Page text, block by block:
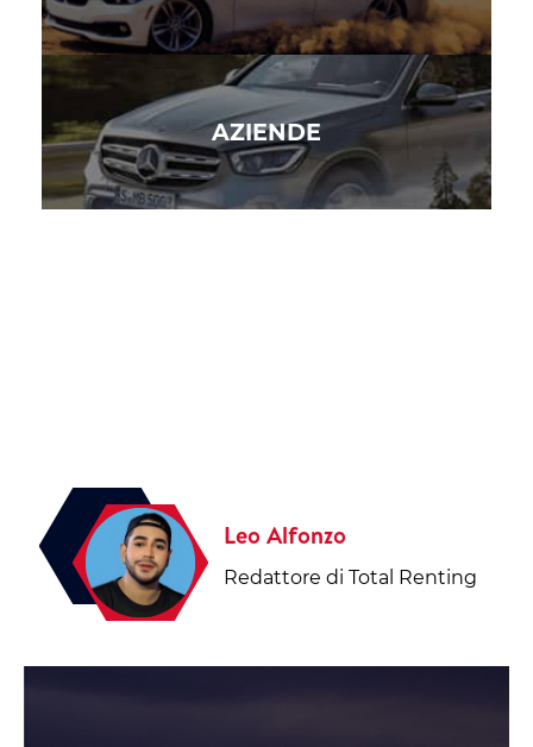
AZIENDE
Leo Alfonzo
Redattore di Total Renting